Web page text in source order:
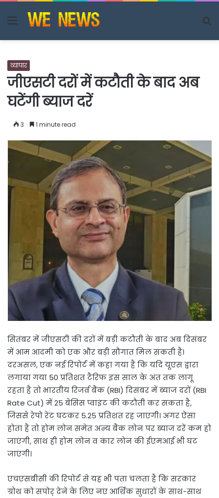
Menu
व्यापार
जीएसटी दरों में कटौती के बाद अब
घटेंगी ब्याज दरें
3 1 minute read
सितंबर में जीएसटी की दरों में बड़ी कटौती के बाद अब दिसंबर
में आम आदमी को एक और बड़ी सौगात मिल सकती है।
दरअसल, एक नई रिपोर्ट में कहा गया है कि यदि यूएस द्वारा
लगाया गया 50 प्रतिशत टैरिफ इस साल के अंत तक लागू
रहता है तो भारतीय रिजर्व बैंक (RBI) दिसंबर में ब्याज दरों (RBI
Rate Cut) में 25 बेसिस प्वाइंट की कटौती कर सकता है,
जिससे रेपो रेट घटकर 5.25 प्रतिशत रह जाएगी। अगर ऐसा
होता है तो होम लोन समेत अन्य बैंक लोन पर ब्याज दरें कम हो
जाएंगी, साथ ही होम लोन व कार लोन की ईएमआई भी घट
जाएंगी।
एचएसबीसी की रिपोर्ट से यह भी पता चलता है कि सरकार
ग्रोथ को सपोर् देने के लिए नए आर्थिक सुधारों के साथ-साथ